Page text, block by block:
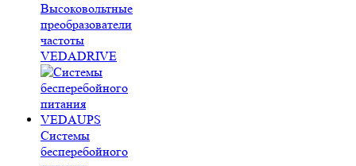
Высоковольтные
преобразователи
частоты
VEDADRIVE
Системы
бесперебойного